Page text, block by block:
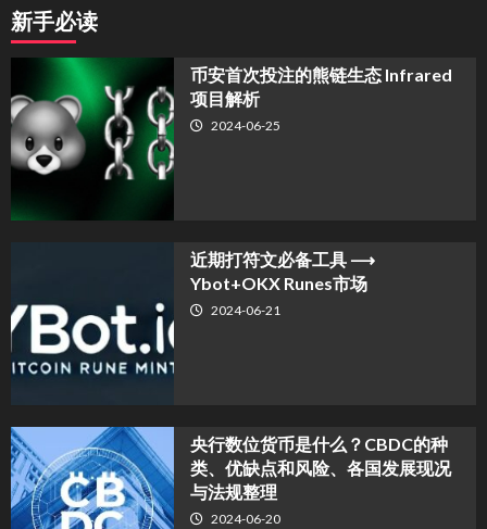
新手必读
币安首次投注的熊链生态 Infrared
项目解析
2024-06-25
近期打符文必备工具 ⟶
Ybot+OKX Runes市场
2024-06-21
央行数位货币是什么？CBDC的种
类、优缺点和风险、各国发展现况
与法规整理
2024-06-20